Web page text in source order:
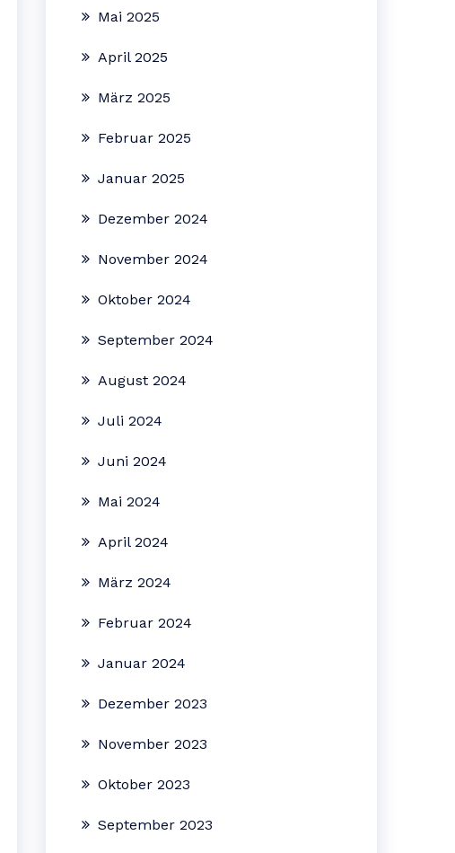
Mai 2025
April 2025
März 2025
Februar 2025
Januar 2025
Dezember 2024
November 2024
Oktober 2024
September 2024
August 2024
Juli 2024
Juni 2024
Mai 2024
April 2024
März 2024
Februar 2024
Januar 2024
Dezember 2023
November 2023
Oktober 2023
September 2023